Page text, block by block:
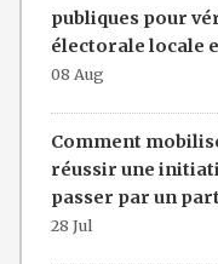
publiques pour
électorale locale
08 Aug
Comment
réussir une
passer par un
28 Jul